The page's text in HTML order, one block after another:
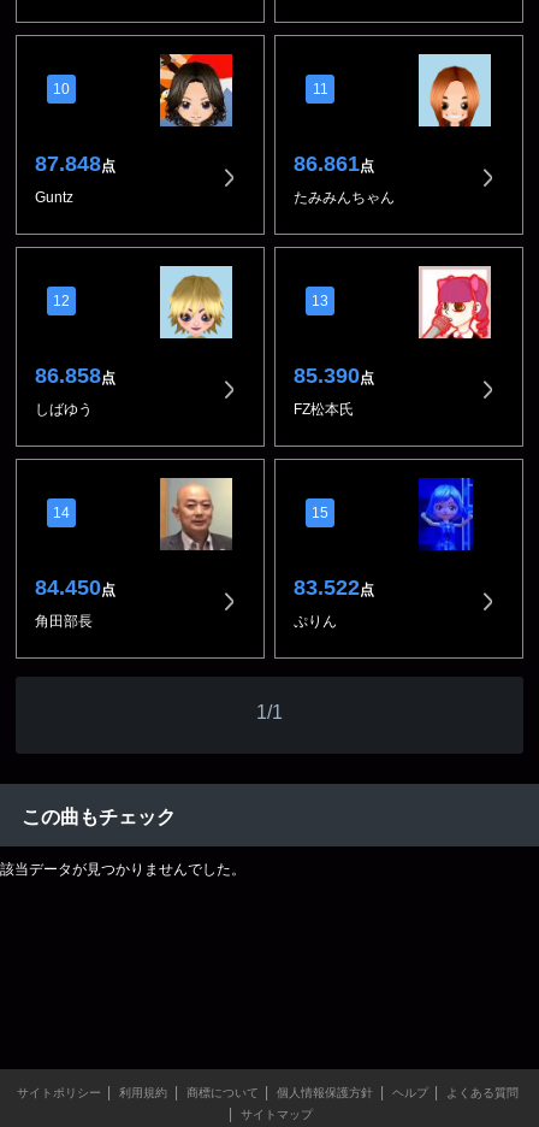
10
87.848点
Guntz
11
86.861点
たみみんちゃん
12
86.858点
しばゆう
13
85.390点
FZ松本氏
14
84.450点
角田部長
15
83.522点
ぷりん
1/1
この曲もチェック
該当データが見つかりませんでした。
サイトポリシー 利用規約 商標について 個人情報保護方針 ヘルプ
よくある質問
サイトマップ